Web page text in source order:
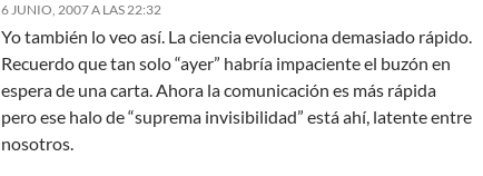
6 JUNIO, 2007 A LAS 22:32
Yo también lo veo así. La ciencia evoluciona demasiado rápido.
Recuerdo que tan solo “ayer” habría impaciente el buzón en
espera de una carta. Ahora la comunicación es más rápida
pero ese halo de “suprema invisibilidad” está ahí, latente entre
nosotros.